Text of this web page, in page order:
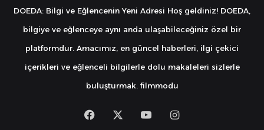
DOEDA: Bilgi ve Eğlencenin Yeni Adresi Hoş geldiniz! DOEDA,
bilgiye ve eğlenceye aynı anda ulaşabileceğiniz özel bir
platformdur. Amacımız, en güncel haberleri, ilgi çekici
içerikleri ve eğlenceli bilgilerle dolu makaleleri sizlerle
buluşturmak. filmmodu
FacebookYouTubeInstagram